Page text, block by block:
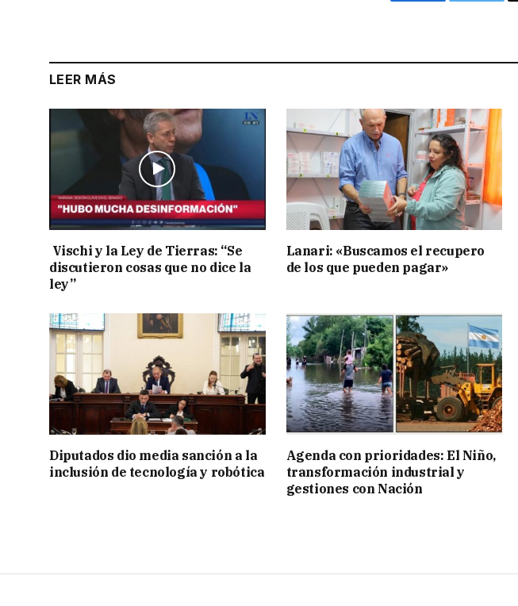
LEER MÁS
Vischi y la Ley de Tierras: “Se
discutieron cosas que no dice la
ley”
Lanari: «Buscamos el recupero
de los que pueden pagar»
Diputados dio media sanción a la
inclusión de tecnología y robótica
Agenda con prioridades: El Niño,
transformación industrial y
gestiones con Nación